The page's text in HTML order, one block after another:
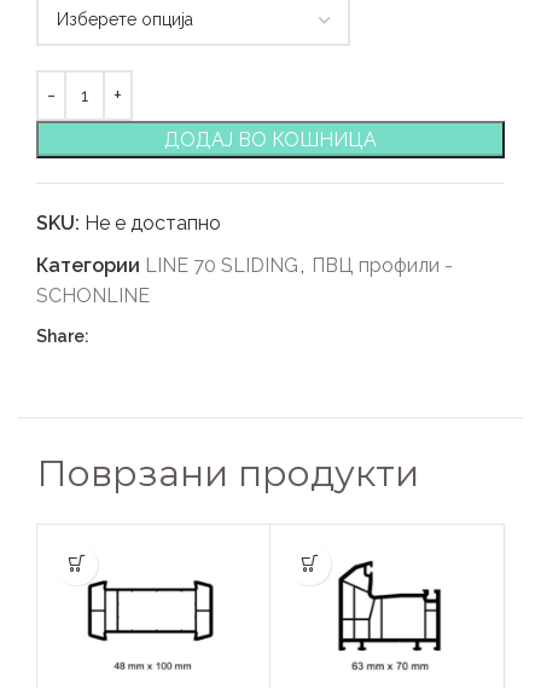
ДОДАЈ ВО КОШНИЦА
SKU: Не е достапно
Категории LINE 70 SLIDING
ПВЦ профили -
SCHONLINE
Share:
Поврзани продукти